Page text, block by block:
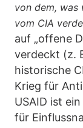
von dem, was
vom CIA
auf „offene
verdeckt (z.
historische
Krieg für
USAID ist
für